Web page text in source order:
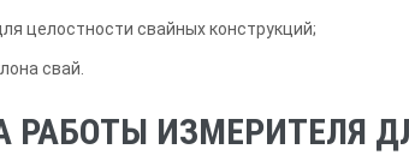
целостности свайных конструкций;
свай.
РАБОТЫ ИЗМЕРИТЕЛЯ